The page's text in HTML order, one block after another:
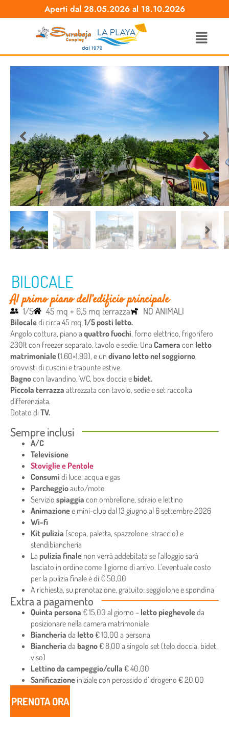
Aperti dal 28.05.2026 al 18.10.2026
BILOCALE
Al primo piano dell’edificio principale
1/5 45 mq + 6,5 mq terrazza NO ANIMALI
Bilocaledi circa 45 mq, 1/5 posti letto.
Angolo cottura, piano a quattrofuochi, forno elettrico, frigorifero
230lt con freezer separato, tavolo e sedie. Una Camera con letto
matrimoniale (1.60×1.90), e un divano letto nel soggiorno,
provvisti di cuscini e trapunte estive.
Bagnocon lavandino, WC, box doccia ebidet.
Piccola terrazza attrezzata con tavolo, sedie e set raccolta
differenziata.
Dotato di TV.
Sempre inclusi
A/C
Televisione
Stoviglie e Pentole
Consumi di luce, acqua e gas
Parcheggioauto/moto
Servizio spiaggia con ombrellone, sdraio e lettino
Animazionee mini-club dal 13 giugno al 6 settembre 2026
Wi-fi
Kit pulizia (scopa, paletta, spazzolone, straccio) e
stendibiancheria
La pulizia finale non verrà addebitata se l’alloggio sarà
lasciato in ordine come il giorno di arrivo. L’eventuale costo
per la pulizia finale è di € 50,00
A richiesta, su prenotazione, gratuito: seggiolone e spondina
Extra a pagamento
Quinta persona € 15,00 al giorno – letto pieghevoleda
posizionare nella camera matrimoniale
Biancheria da letto€ 10,00 a persona
Biancheria da bagno€ 8,00 a singolo set (telo doccia, bidet,
viso)
Lettino da campeggio/culla € 40,00
Sanificazione iniziale con perossido d’idrogeno € 20,00
PRENOTA ORA